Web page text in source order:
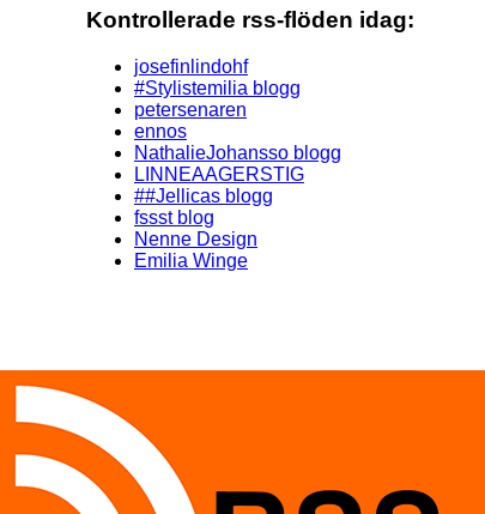
Kontrollerade rss-flöden idag:
josefinlindohf
#Stylistemilia blogg
petersenaren
ennos
NathalieJohansso blogg
LINNEAAGERSTIG
##Jellicas blogg
fssst blog
Nenne Design
Emilia Winge